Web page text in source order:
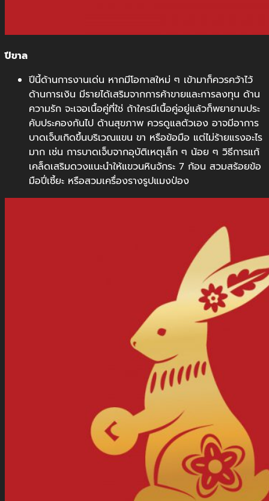
ปีขาล
ปีนี้ด้านการงานเด่น หากมีโอกาสใหม่ ๆ เข้ามาก็ควรคว้าไว้
ด้านการเงิน มีรายได้เสริมจากการค้าขายและการลงทุน ด้าน
ความรัก จะเจอเนื้อคู่ที่ใช่ ถ้าใครมีเนื้อคู่อยู่แล้วก็พยายามประ
คับประคองกันไป ด้านสุขภาพ ควรดูแลตัวเอง อาจมีอาการ
บาดเจ็บเกิดขึ้นบริเวณแขน ขา หรือข้อมือ แต่ไม่ร้ายแรงอะไร
มาก เช่น การบาดเจ็บจากอุบัติเหตุเล็ก ๆ น้อย ๆ วิธีการแก้
เคล็ดเสริมดวงแนะนำให้แขวนหินจักระ 7 ก้อน สวมสร้อยข้อ
มือปี่เซี้ยะ หรือสวมเครื่องรางรูปแมงป่อง